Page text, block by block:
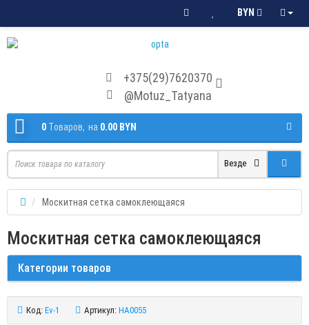
BYN
+375(29)7620370
@Motuz_Tatyana
0 Tоваров, на 0.00 BYN
Везде
Москитная сетка самоклеющаяся
Москитная сетка самоклеющаяся
Категории товаров
Код: Ev-1 Артикул: HA0055